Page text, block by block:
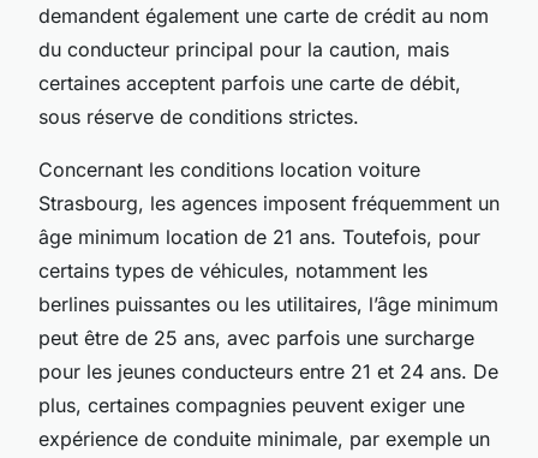
demandent également une carte de crédit au nom
du conducteur principal pour la caution, mais
certaines acceptent parfois une carte de débit,
sous réserve de conditions strictes.
Concernant les conditions location voiture
Strasbourg, les agences imposent fréquemment un
âge minimum location de 21 ans. Toutefois, pour
certains types de véhicules, notamment les
berlines puissantes ou les utilitaires, l’âge minimum
peut être de 25 ans, avec parfois une surcharge
pour les jeunes conducteurs entre 21 et 24 ans. De
plus, certaines compagnies peuvent exiger une
expérience de conduite minimale, par exemple un